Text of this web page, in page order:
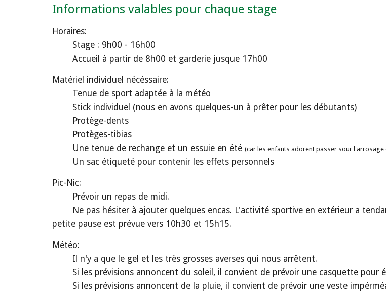
Informations valables pour chaque stage
Horaires:
Stage : 9h00 - 16h00
Accueil à partir de 8h00 et garderie jusque 17h00
Matériel individuel nécéssaire:
Tenue de sport adaptée à la météo
Stick individuel (nous en avons quelques-un à prêter pour les débutants)
Protège-dents
Protèges-tibias
Une tenue de rechange et un essuie en été (car les enfants adorent passer sour
Un sac étiqueté pour contenir les effets personnels
Pic-Nic:
Prévoir un repas de midi.
Ne pas hésiter à ajouter quelques encas. L'activité sportive en extérieur a
petite pause est prévue vers 10h30 et 15h15.
Météo:
Il n'y a que le gel et les très grosses averses qui nous arrêtent.
Si les prévisions annoncent du soleil, il convient de prévoir une casquette pour
Si les prévisions annoncent de la pluie, il convient de prévoir une veste